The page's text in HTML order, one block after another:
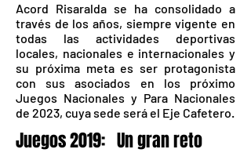
Acord Risaralda se ha consolidado a
través de los años, siempre vigente en
todas las actividades deportivas
locales, nacionales e internacionales y
su próxima meta es ser protagonista
con sus asociados en los próximo
Juegos Nacionales y Para Nacionales
de 2023, cuya sede será el Eje Cafetero.
Juegos 2019: Un gran reto